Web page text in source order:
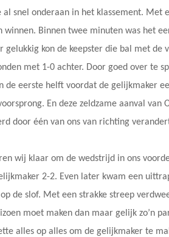
al snel onderaan in het klassement. Met
winnen. Binnen twee minuten was het
gelukkig kon de keepster die bal met de
met 1-0 achter. Door goed over te
de eerste helft voordat de gelijkmaker
En deze zeldzame aanval van
door één van ons van richting
wij klaar om de wedstrijd in ons
2-2. Even later kwam een
de slof. Met een strakke streep
moet maken dan maar gelijk zo’n
alles op alles om de gelijkmaker te